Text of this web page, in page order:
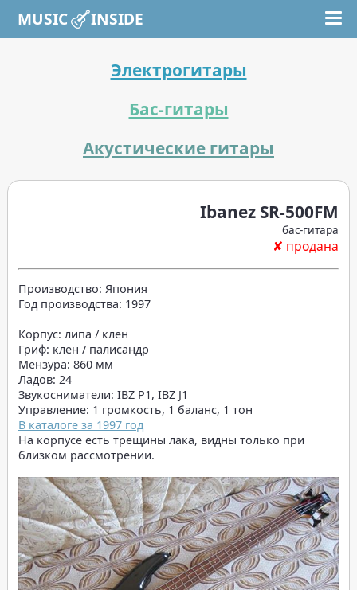
Электрогитары
Бас-гитары
Акустические гитары
Ibanez SR-500FM
бас-гитара
✘ продана
Производство: Япония
Год производства: 1997
Корпус: липа / клен
Гриф: клен / палисандр
Мензура: 860 мм
Ладов: 24
Звукосниматели: IBZ P1, IBZ J1
Управление: 1 громкость, 1 баланс, 1 тон
В каталоге за 1997 год
На корпусе есть трещины лака, видны только при
близком рассмотрении.
MUSIC INSIDE